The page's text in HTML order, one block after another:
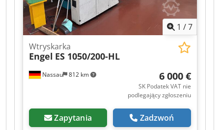
1 /7
Nassau 812 km
Wtryskarka
Engel ES 1050/200-HL
6 000 €
SK Podatek VAT nie
podlegający zgłoszeniu
Zapytania Zadzwoń